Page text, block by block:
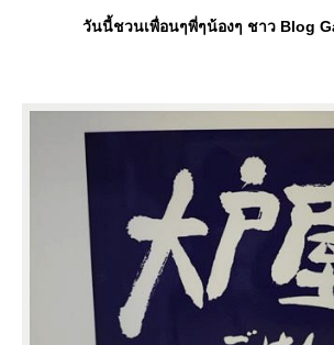
วันนี้ชวนเพื่อนๆพี่ๆน้องๆ ชาว Blog